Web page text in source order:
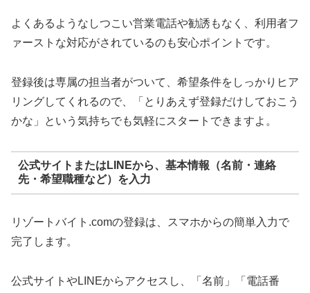
よくあるようなしつこい営業電話や勧誘もなく、利用者フ
ァーストな対応がされているのも安心ポイントです。
登録後は専属の担当者がついて、希望条件をしっかりヒア
リングしてくれるので、「とりあえず登録だけしておこう
かな」という気持ちでも気軽にスタートできますよ。
公式サイトまたはLINEから、基本情報（名前・連絡
先・希望職種など）を入力
リゾートバイト.comの登録は、スマホからの簡単入力で
完了します。
公式サイトやLINEからアクセスし、「名前」「電話番